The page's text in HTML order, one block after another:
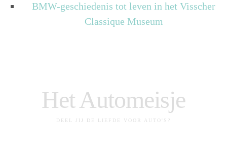
BMW-geschiedenis tot leven in het Visscher
Classique Museum
Het Automeisje
DEEL JIJ DE LIEFDE VOOR AUTO'S?